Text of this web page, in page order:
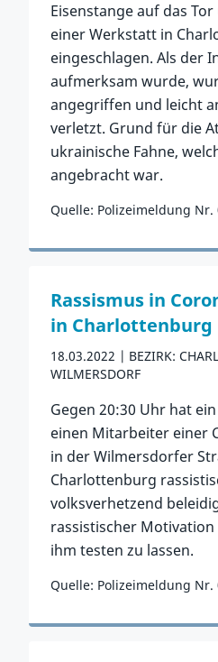
Eisenstange auf das
einer Werkstatt in
eingeschlagen. Als der
aufmerksam wurde,
angegriffen und leicht
verletzt. Grund für die
ukrainische Fahne,
angebracht war.
Quelle: Polizeimeldung Nr.
Zum Vorfall
Rassismus in
in Charlottenburg
18.03.2022
BEZIRK:
WILMERSDORF
Gegen 20:30 Uhr hat
einen Mitarbeiter einer
in der Wilmersdorfer
Charlottenburg
volksverhetzend
rassistischer
ihm testen zu lassen.
Quelle: Polizeimeldung Nr.
Zum Vorfall